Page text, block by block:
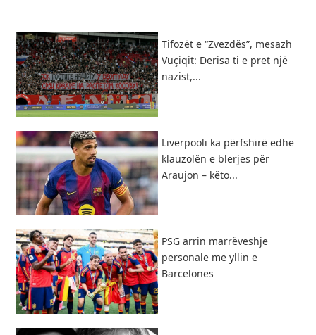
Tifozët e “Zvezdës”, mesazh
Vuçiqit: Derisa ti e pret një
nazist,...
Liverpooli ka përfshirë edhe
klauzolën e blerjes për
Araujon – këto...
PSG arrin marrëveshje
personale me yllin e
Barcelonës